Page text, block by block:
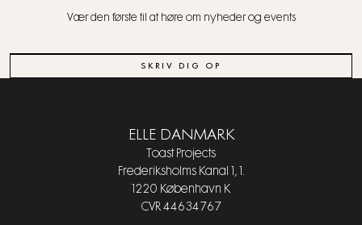
Vær den første til at høre om nyheder og events
SKRIV DIG OP
ELLE DANMARK
Toast Projects
Frederiksholms Kanal 1, 1.
1220 København K
CVR 44634767